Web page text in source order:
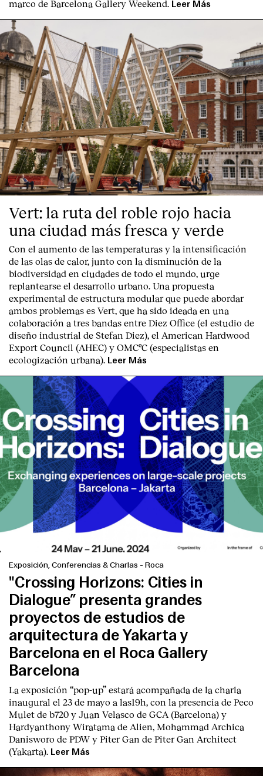
Contacto
marco de Barcelona Gallery Weekend. Leer Más
Vert: la ruta del roble rojo hacia
una ciudad más fresca y verde
Con el aumento de las temperaturas y la intensificación
de las olas de calor, junto con la disminución de la
biodiversidad en ciudades de todo el mundo, urge
replantearse el desarrollo urbano. Una propuesta
experimental de estructura modular que puede abordar
ambos problemas es Vert, que ha sido ideada en una
colaboración a tres bandas entre Diez Office (el estudio de
diseño industrial de Stefan Diez), el American Hardwood
Export Council (AHEC) y OMCºC (especialistas en
ecologización urbana). Leer Más
Exposición, Conferencias & Charlas - Roca
"Crossing Horizons: Cities in
Dialogue” presenta grandes
proyectos de estudios de
arquitectura de Yakarta y
Barcelona en el Roca Gallery
Barcelona
La exposición “pop-up” estará acompañada de la charla
inaugural el 23 de mayo a las19h, con la presencia de Peco
Mulet de b720 y Juan Velasco de GCA (Barcelona) y
Hardyanthony Wiratama de Alien, Mohammad Archica
Danisworo de PDW y Piter Gan de Piter Gan Architect
(Yakarta). Leer Más